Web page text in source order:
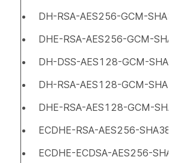
DH-RSA-AES256-GCM-
DHE-RSA-AES256-GCM-
DH-DSS-AES128-GCM-
DH-RSA-AES128-GCM-
DHE-RSA-AES128-GCM-
ECDHE-RSA-AES256-SHA384
ECDHE-ECDSA-AES256-